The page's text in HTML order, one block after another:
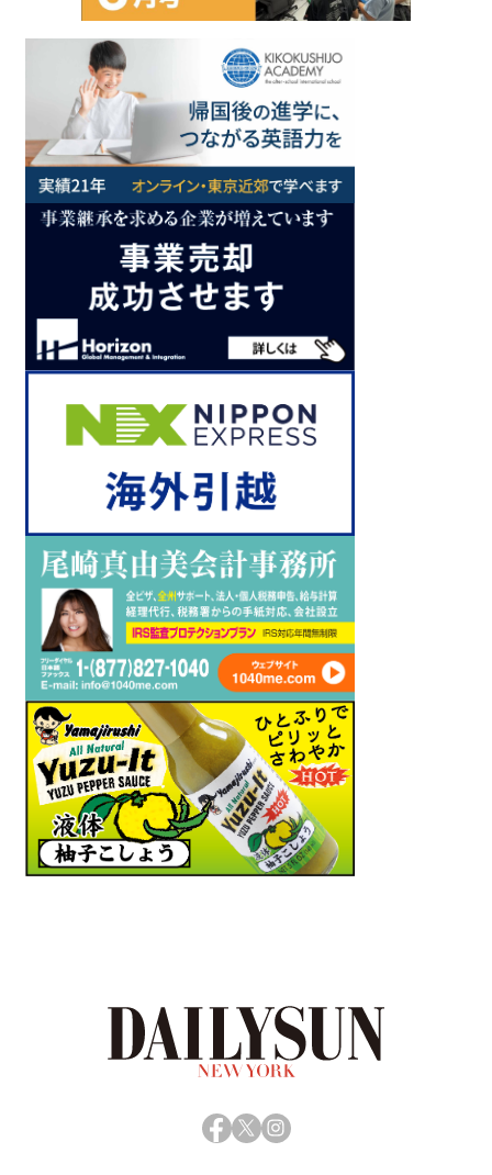
Facebook
X Instagram